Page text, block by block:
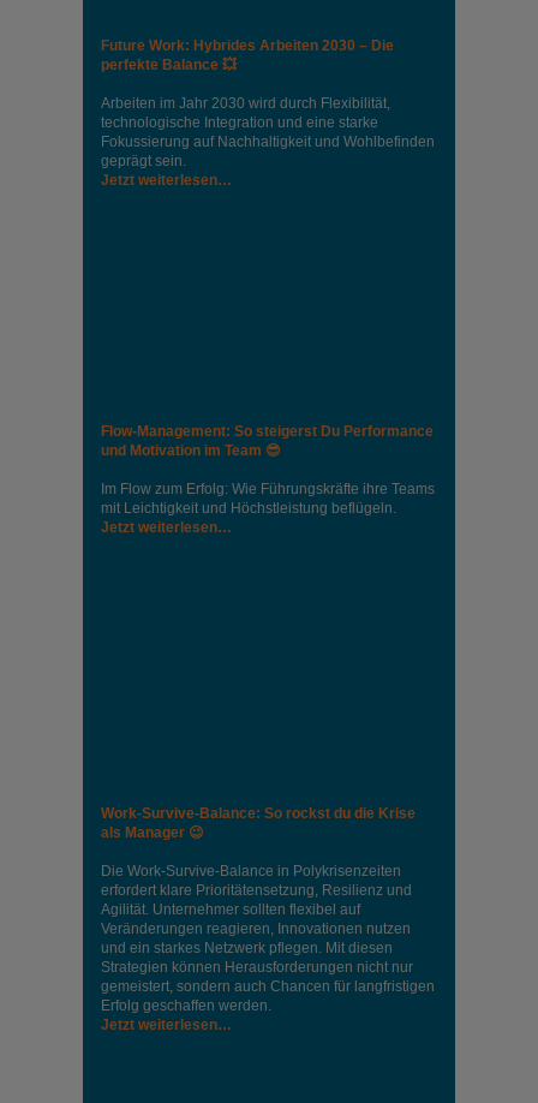
Future Work: Hybrides Arbeiten 2030 – Die
perfekte Balance 💥
Arbeiten im Jahr 2030 wird durch Flexibilität,
technologische Integration und eine starke
Fokussierung auf Nachhaltigkeit und Wohlbefinden
geprägt sein.
Jetzt weiterlesen…
Flow-Management: So steigerst Du Performance
und Motivation im Team 😎
Im Flow zum Erfolg: Wie Führungskräfte ihre Teams
mit Leichtigkeit und Höchstleistung beflügeln.
Jetzt weiterlesen…
Work-Survive-Balance: So rockst du die Krise
als Manager 😉
Die Work-Survive-Balance in Polykrisenzeiten
erfordert klare Prioritätensetzung, Resilienz und
Agilität. Unternehmer sollten flexibel auf
Veränderungen reagieren, Innovationen nutzen
und ein starkes Netzwerk pflegen. Mit diesen
Strategien können Herausforderungen nicht nur
gemeistert, sondern auch Chancen für langfristigen
Erfolg geschaffen werden.
Jetzt weiterlesen…